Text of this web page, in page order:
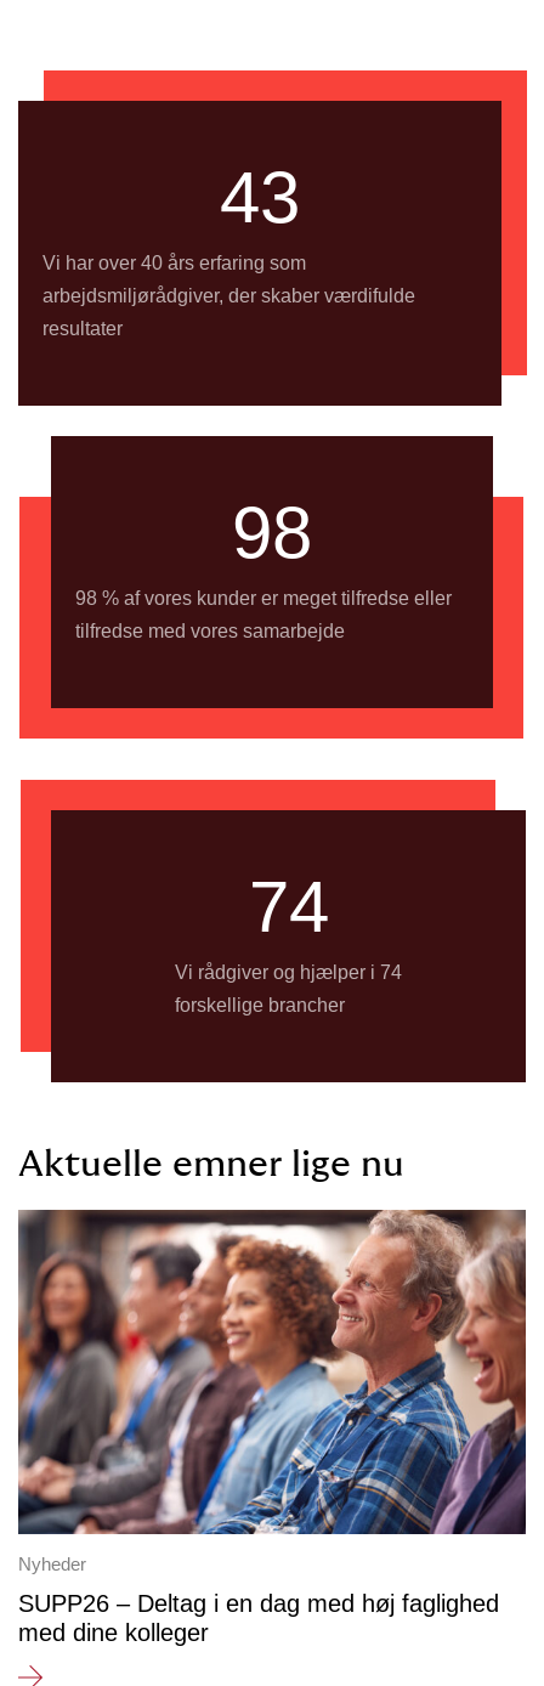
Vi har over 40 års erfaring som
arbejdsmiljørådgiver, der skaber værdifulde
resultater
43
98 % af vores kunder er meget tilfredse eller
tilfredse med vores samarbejde
98
Vi rådgiver og hjælper i 74
forskellige brancher
74
Aktuelle emner lige nu
Nyheder
SUPP26 – Deltag i en dag med høj faglighed
med dine kolleger